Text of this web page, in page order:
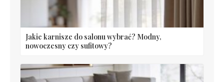
Jakie karnisze do salonu wybrać? Modny,
nowoczesny czy sufitowy?